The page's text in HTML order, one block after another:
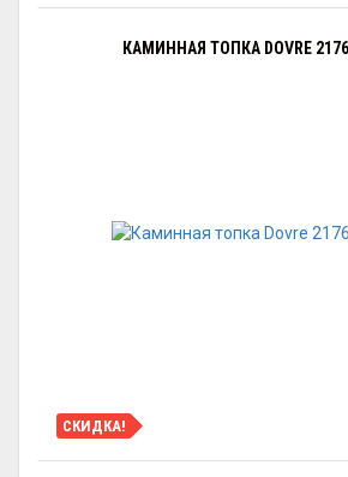
КАМИННАЯ ТОПКА DOVRE 2176
СКИДКА!